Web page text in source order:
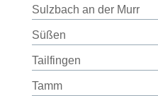
Sulzbach an der Murr
Süßen
Tailfingen
Tamm